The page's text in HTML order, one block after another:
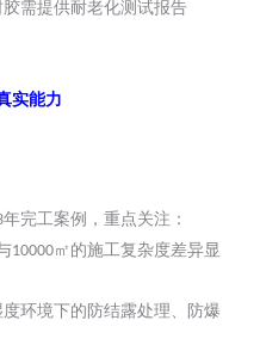
需提供耐老化测试报告
实能力
年完工案例，重点关注：
10000㎡的施工复杂度差异显
环境下的防结露处理、防爆